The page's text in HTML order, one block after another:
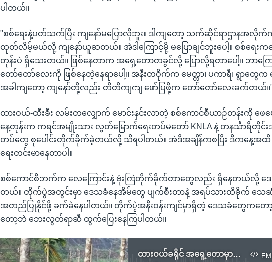
ပါတယ်။
"စစ်ရေးနဲ့ပတ်သက်ပြီး ကျနော်မပြောလိုဘူး။ ဒါကျတော့ သက်ဆိုင်ရာဌာနအလိုက်က
ထုတ်လိမ့်မယ်လို့ ကျနော်ယူဆတယ်။ အဲဒါကြောင့်မို့ မပြောချင်ဘူးပေါ့။ စစ်ရေးက
တုန်းပဲ ရှိသေးတယ်။ ဖြစ်နေတာက အရှေ့တောတခွင်လို့ ပြောလို့ရတာပေါ့။ ဘာကြ
တော်တော်လေးကို ဖြစ်နေတဲ့နေရာပေါ့။ အနီးတဝိုက်က မေတ္တာ၊ ပကာရီ၊ ရွာတွေက
အခါကျတော့ ကျနော်တို့လည်း တိတိကျကျ ဖော်ပြဖို့က တော်တော်လေးခက်တယ်။"
ထားဝယ်-ထီးခီး လမ်းတလျှောက် မောင်းနှင်းလာတဲ့ စစ်ကောင်စီယာဉ်တန်းကို ဖေဖ
နေ့တုန်းက ကရင်အမျိုးသား လွတ်မြောက်ရေးတပ်မတော် KNLA နဲ့ တနင်္သာရီတိုင်း
တပ်တွေ စုပေါင်းတိုက်ခိုက်ခဲ့တယ်လို့ သိရပါတယ်။ အဲဒီအချိန်ကစပြီး ဒီကနေ့အထိ
ရေးတင်းမာနေတာပါ။
စစ်ကောင်စီဘက်က လေကြောင်းနဲ့ ဗုံးကြဲတိုက်ခိုက်တာတွေလည်း ရှိနေတယ်လို့ ဒေသ
တယ်။ တိုက်ပွဲအတွင်းမှာ ဒေသခံနေအိမ်တွေ ပျက်စီးတာနဲ့ အရပ်သားထိခိုက် သေ
အတည်ပြုနိုင်ဖို့ ခက်ခဲနေပါတယ်။ တိုက်ပွဲအနီးဝန်းကျင်မှာရှိတဲ့ ဒေသခံတွေကတေ
တော့ဘဲ ဘေးလွတ်ရာဆီ ထွက်ပြေးနေကြပါတယ်။
ထားဝယ်ခရိုင် အရှေ့တောမှာ တိုက်ပွဲပြင်းထန်